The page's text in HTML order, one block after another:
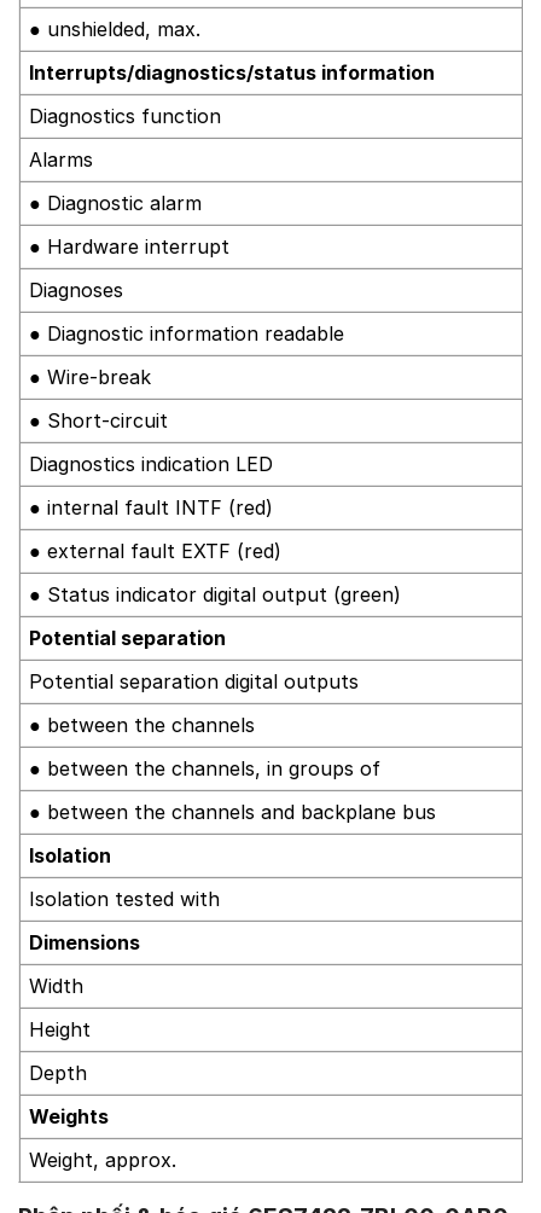
● unshielded, max.
Interrupts/diagnostics/status information
Diagnostics function
Alarms
● Diagnostic alarm
● Hardware interrupt
Diagnoses
● Diagnostic information readable
● Wire-break
● Short-circuit
Diagnostics indication LED
● internal fault INTF (red)
● external fault EXTF (red)
● Status indicator digital output (green)
Potential separation
Potential separation digital outputs
● between the channels
● between the channels, in groups of
● between the channels and backplane bus
Isolation
Isolation tested with
Dimensions
Width
Height
Depth
Weights
Weight, approx.